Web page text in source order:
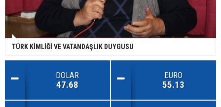
TÜRK KİMLİĞİ VE VATANDAŞLIK DUYGUSU
DOLAR
47.68
EURO
55.13